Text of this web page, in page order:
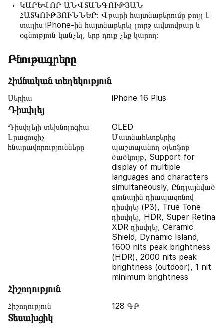
ԿԱՐԵՎՈՐ ԱՆՎՏԱՆԳՈՒԹՅԱՆ
ՀԱՏԿՈՒԹՅՈՒՆՆԵՐ: Վթարի հայտնաբերումը թույլ է
տալիս iPhone-ին հայտնաբերել լուրջ ավտովթար և
օգնություն կանչել, երբ դուք չեք կարող:
Բնութագրերը
Հիմնական տեղեկություն
Սերիա iPhone 16 Plus
Դիսփլեյ
Դիսփլեյի տեխնոլոգիա
OLED
Լրացուցիչ
հնարավորությունները
Մատնահետքերից
պաշտպանող օլեոֆոբ
ծածկույթ, Support for
display of multiple
languages and characters
simultaneously, Ընդլայնված
գունային դիապազոնով
դիսփլեյ (P3), True Tone
դիսփլեյ, HDR, Super Retina
XDR դիսփլեյ, Ceramic
Shield, Dynamic Island,
1600 nits peak brightness
(HDR), 2000 nits peak
brightness (outdoor), 1 nit
minimum brightness
Հիշողություն
Հիշողություն 128 ԳԲ
Տեսախցիկ